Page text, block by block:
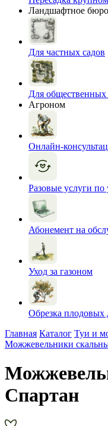
Ландшафтное бюро
Для частных садов
Для общественных
Агроном
Онлайн-
Разовые услуги по
Абонемент на
Уход за газоном
Обрезка плодовых
Главная Каталог Туи и
Можжевельники
Спартан